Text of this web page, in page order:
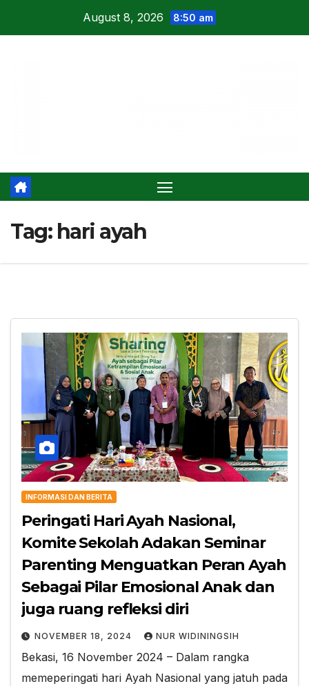
August 8, 2026 8:50 am
Tag: hari ayah
INFORMASI DAN BERITA
Peringati Hari Ayah Nasional,
Komite Sekolah Adakan Seminar
Parenting Menguatkan Peran Ayah
Sebagai Pilar Emosional Anak dan
juga ruang refleksi diri
NOVEMBER 18, 2024 NUR WIDININGSIH
Bekasi, 16 November 2024 – Dalam rangka
memeperingati hari Ayah Nasional yang jatuh pada